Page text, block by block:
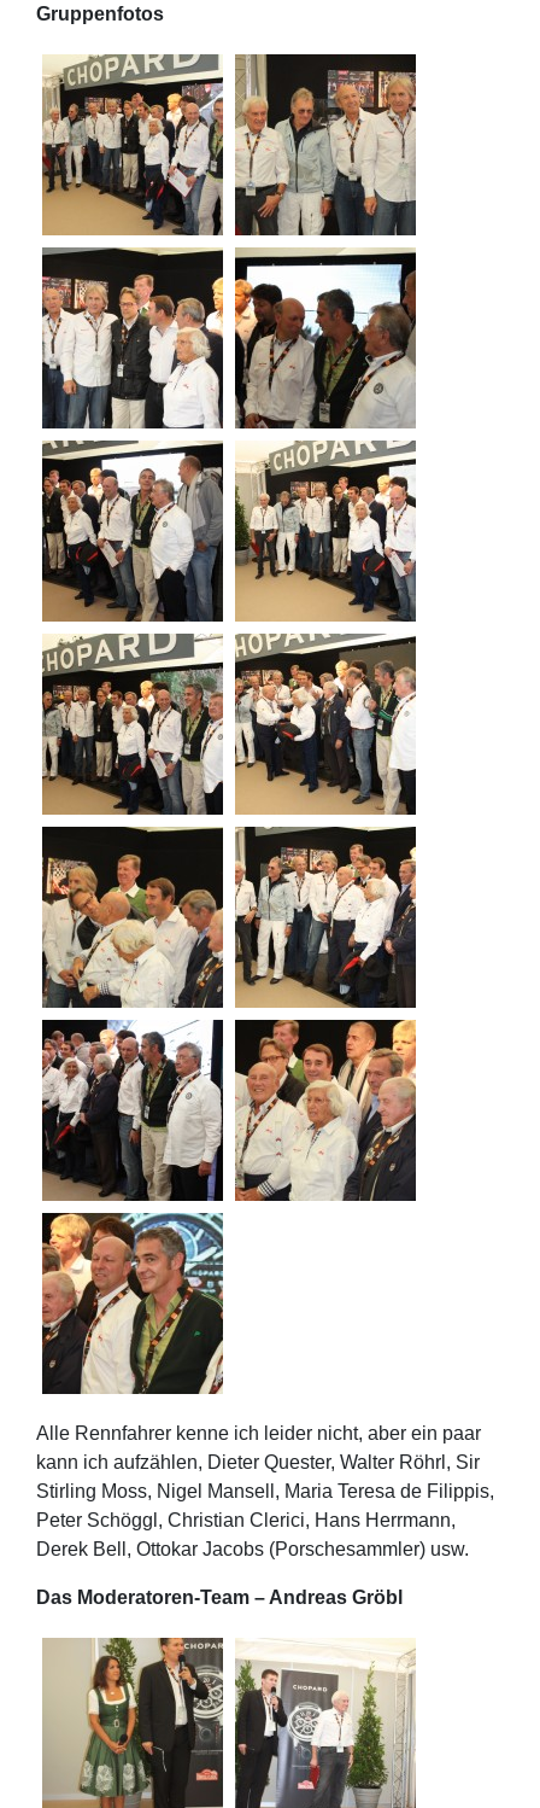
Gruppenfotos
Alle Rennfahrer kenne ich leider nicht, aber ein paar
kann ich aufzählen, Dieter Quester, Walter Röhrl, Sir
Stirling Moss, Nigel Mansell, Maria Teresa de Filippis,
Peter Schöggl, Christian Clerici, Hans Herrmann,
Derek Bell, Ottokar Jacobs (Porschesammler) usw.
Das Moderatoren-Team – Andreas Gröbl